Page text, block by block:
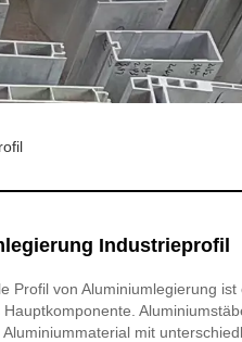
Industrieprofil
Profil von Aluminiumlegierung
mit